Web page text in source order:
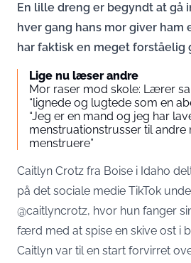
En lille dreng er begyndt at gå
hver gang hans mor giver ham
har faktisk en meget forståelig
Lige nu læser andre
Mor raser mod skole: Lærer
“lignede og lugtede som en
“Jeg er en mand og jeg har
menstruationstrusser til
menstruere”
Caitlyn Crotz fra Boise i Idaho
på det sociale medie TikTok
@caitlyncrotz, hvor hun fanger
færd med at spise en skive ost i
Caitlyn var til en start forvirret